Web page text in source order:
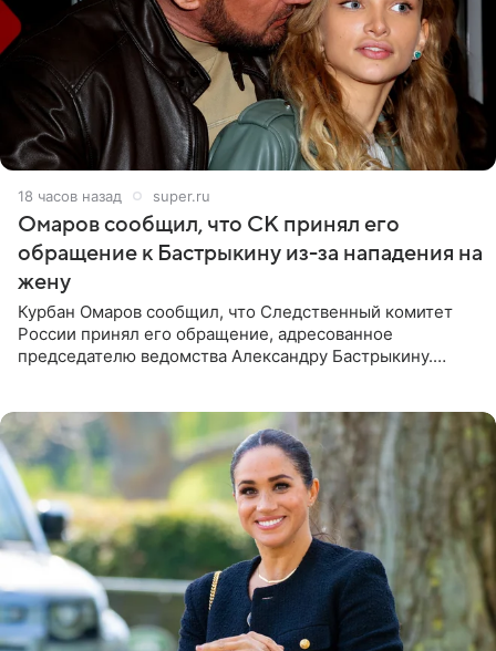
18 часов назад super.ru
Омаров сообщил, что СК принял его
обращение к Бастрыкину из-за нападения на
жену
Курбан Омаров сообщил, что Следственный комитет
России принял его обращение, адресованное
председателю ведомства Александру Бастрыкину.